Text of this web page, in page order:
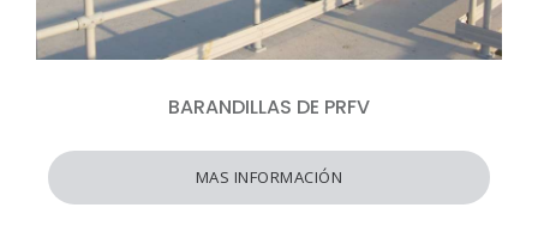
BARANDILLAS DE PRFV
MAS INFORMACIÓN